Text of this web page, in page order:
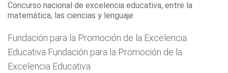
Concurso nacional de excelencia educativa, entre la
matemática, las ciencias y lenguaje
Fundación para la Promoción de la Excelencia
Educativa Fundación para la Promoción de la
Excelencia Educativa.